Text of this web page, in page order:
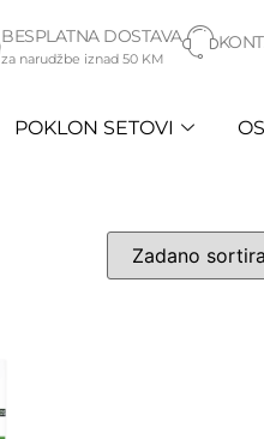
BESPLATNA DOSTAVA
za narudžbe iznad 50 KM
POKLON SETOVI